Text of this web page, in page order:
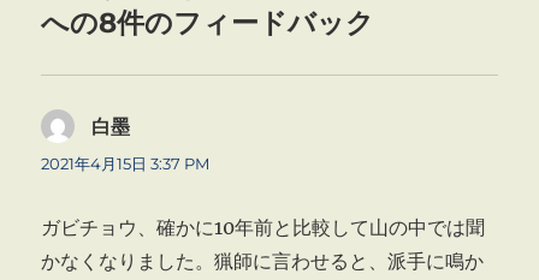
への8件のフィードバック
白墨
り:
2021年4月15日 3:37 PM
ガビチョウ、確かに10年前と比較して山の中では聞
かなくなりました。猟師に言わせると、派手に鳴か